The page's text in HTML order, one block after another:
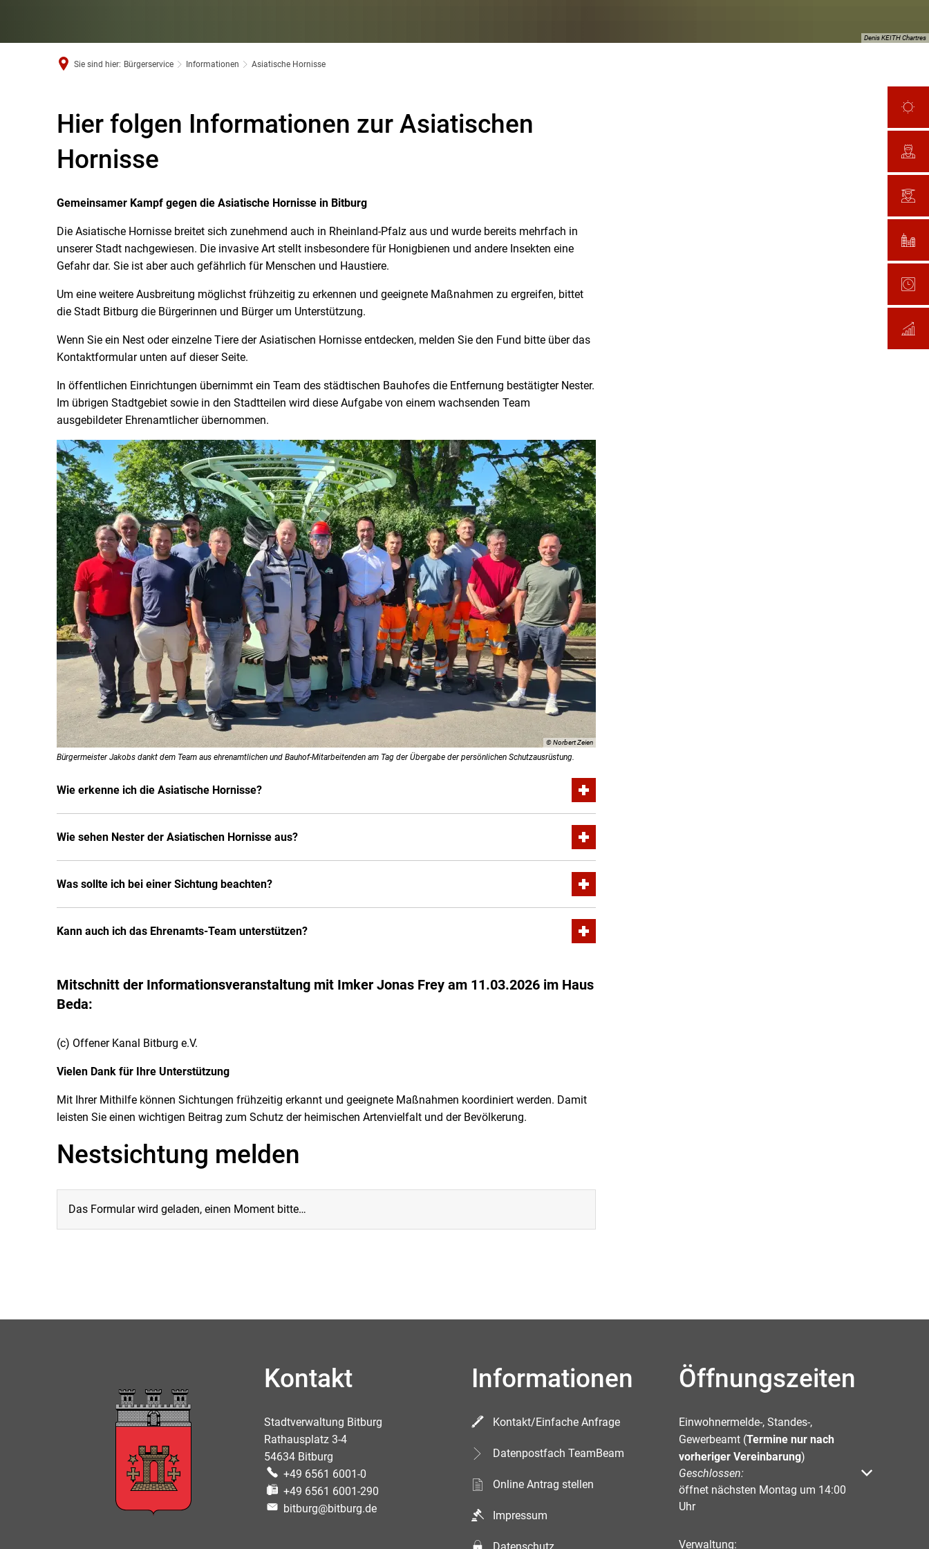
Denis KEITH Chartres
Sie sind hier: Bürgerservice Informationen Asiatische Hornisse
Hier folgen Informationen zur Asiatischen
Hornisse
Gemeinsamer Kampf gegen die Asiatische Hornisse in Bitburg
Die Asiatische Hornisse breitet sich zunehmend auch in Rheinland-Pfalz aus und wurde bereits mehrfach in
unserer Stadt nachgewiesen. Die invasive Art stellt insbesondere für Honigbienen und andere Insekten eine
Gefahr dar. Sie ist aber auch gefährlich für Menschen und Haustiere.
Um eine weitere Ausbreitung möglichst frühzeitig zu erkennen und geeignete Maßnahmen zu ergreifen, bittet
die Stadt Bitburg die Bürgerinnen und Bürger um Unterstützung.
Wenn Sie ein Nest oder einzelne Tiere der Asiatischen Hornisse entdecken, melden Sie den Fund bitte über das
Kontaktformular unten auf dieser Seite.
In öffentlichen Einrichtungen übernimmt ein Team des städtischen Bauhofes die Entfernung bestätigter Nester.
Im übrigen Stadtgebiet sowie in den Stadtteilen wird diese Aufgabe von einem wachsenden Team
ausgebildeter Ehrenamtlicher übernommen.
© Norbert Zeien
Bürgermeister Jakobs dankt dem Team aus ehrenamtlichen und Bauhof-Mitarbeitenden am Tag der Übergabe der persönlichen Schutzausrüstung.
Wie erkenne ich die Asiatische Hornisse?
Wie sehen Nester der Asiatischen Hornisse aus?
Was sollte ich bei einer Sichtung beachten?
Kann auch ich das Ehrenamts-Team unterstützen?
Mitschnitt der Informationsveranstaltung mit Imker Jonas Frey am 11.03.2026 im Haus
Beda:
(c) Offener Kanal Bitburg e.V.
Vielen Dank für Ihre Unterstützung
Mit Ihrer Mithilfe können Sichtungen frühzeitig erkannt und geeignete Maßnahmen koordiniert werden. Damit
leisten Sie einen wichtigen Beitrag zum Schutz der heimischen Artenvielfalt und der Bevölkerung.
Nestsichtung melden
Das Formular wird geladen, einen Moment bitte…
Kontakt
Stadtverwaltung Bitburg
Rathausplatz 3-4
54634 Bitburg
+49 6561 6001-0
+49 6561 6001-290
bitburg@bitburg.de
Informationen
Kontakt/Einfache Anfrage
Datenpostfach TeamBeam
Online Antrag stellen
Impressum
Öffnungszeiten
Einwohnermelde-, Standes-,
Gewerbeamt (Termine nur nach
vorheriger Vereinbarung)
Klicken, um weitere Öffnungs- oder Schließzeiten
Geschlossen:
öffnet nächsten Montag um 14:00
Uhr
Verwaltung: